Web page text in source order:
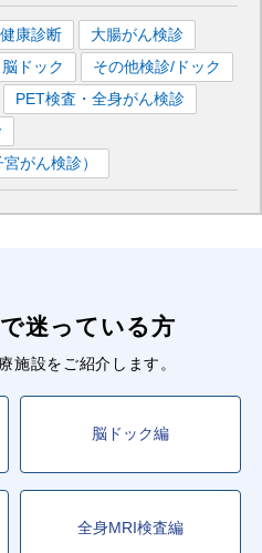
健康診断
大腸がん検診
ドック
その他検診/ドック
PET検査・全身がん検診
がん検診）
迷っている方
施設をご紹介します。
脳ドック編
全身MRI検査編